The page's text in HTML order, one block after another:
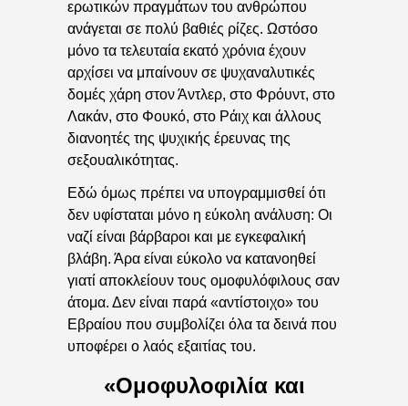
ερωτικών πραγμάτων του ανθρώπου
ανάγεται σε πολύ βαθιές ρίζες. Ωστόσο
μόνο τα τελευταία εκατό χρόνια έχουν
αρχίσει να μπαίνουν σε ψυχαναλυτικές
δομές χάρη στον Άντλερ, στο Φρόυντ, στο
Λακάν, στο Φουκό, στο Ράιχ και άλλους
διανοητές της ψυχικής έρευνας της
σεξουαλικότητας.
Εδώ όμως πρέπει να υπογραμμισθεί ότι
δεν υφίσταται μόνο η εύκολη ανάλυση: Οι
ναζί είναι βάρβαροι και με εγκεφαλική
βλάβη. Άρα είναι εύκολο να κατανοηθεί
γιατί αποκλείουν τους ομοφυλόφιλους σαν
άτομα. Δεν είναι παρά «αντίστοιχο» του
Εβραίου που συμβολίζει όλα τα δεινά που
υποφέρει ο λαός εξαιτίας του.
«Ομοφυλοφιλία και